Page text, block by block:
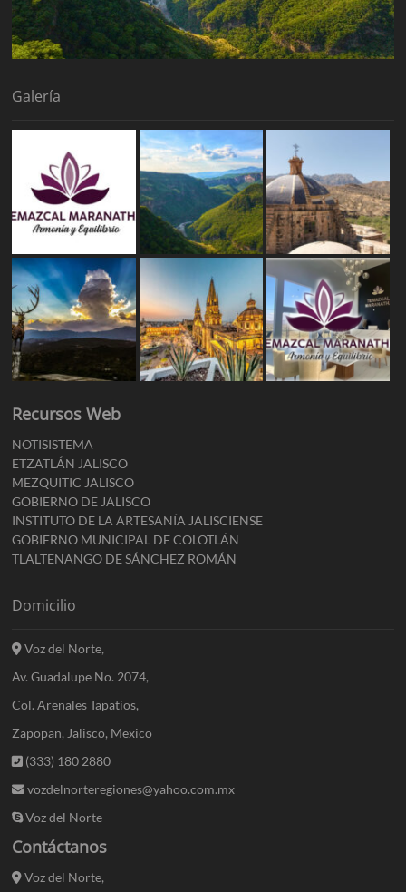
Galería
Recursos Web
NOTISISTEMA
ETZATLÁN JALISCO
MEZQUITIC JALISCO
GOBIERNO DE JALISCO
INSTITUTO DE LA ARTESANÍA JALISCIENSE
GOBIERNO MUNICIPAL DE COLOTLÁN
TLALTENANGO DE SÁNCHEZ ROMÁN
Domicilio
Voz del Norte,
Av. Guadalupe No. 2074,
Col. Arenales Tapatios,
Zapopan, Jalisco, Mexico
(333) 180 2880
vozdelnorteregiones@yahoo.com.mx
Voz del Norte
Contáctanos
Voz del Norte,